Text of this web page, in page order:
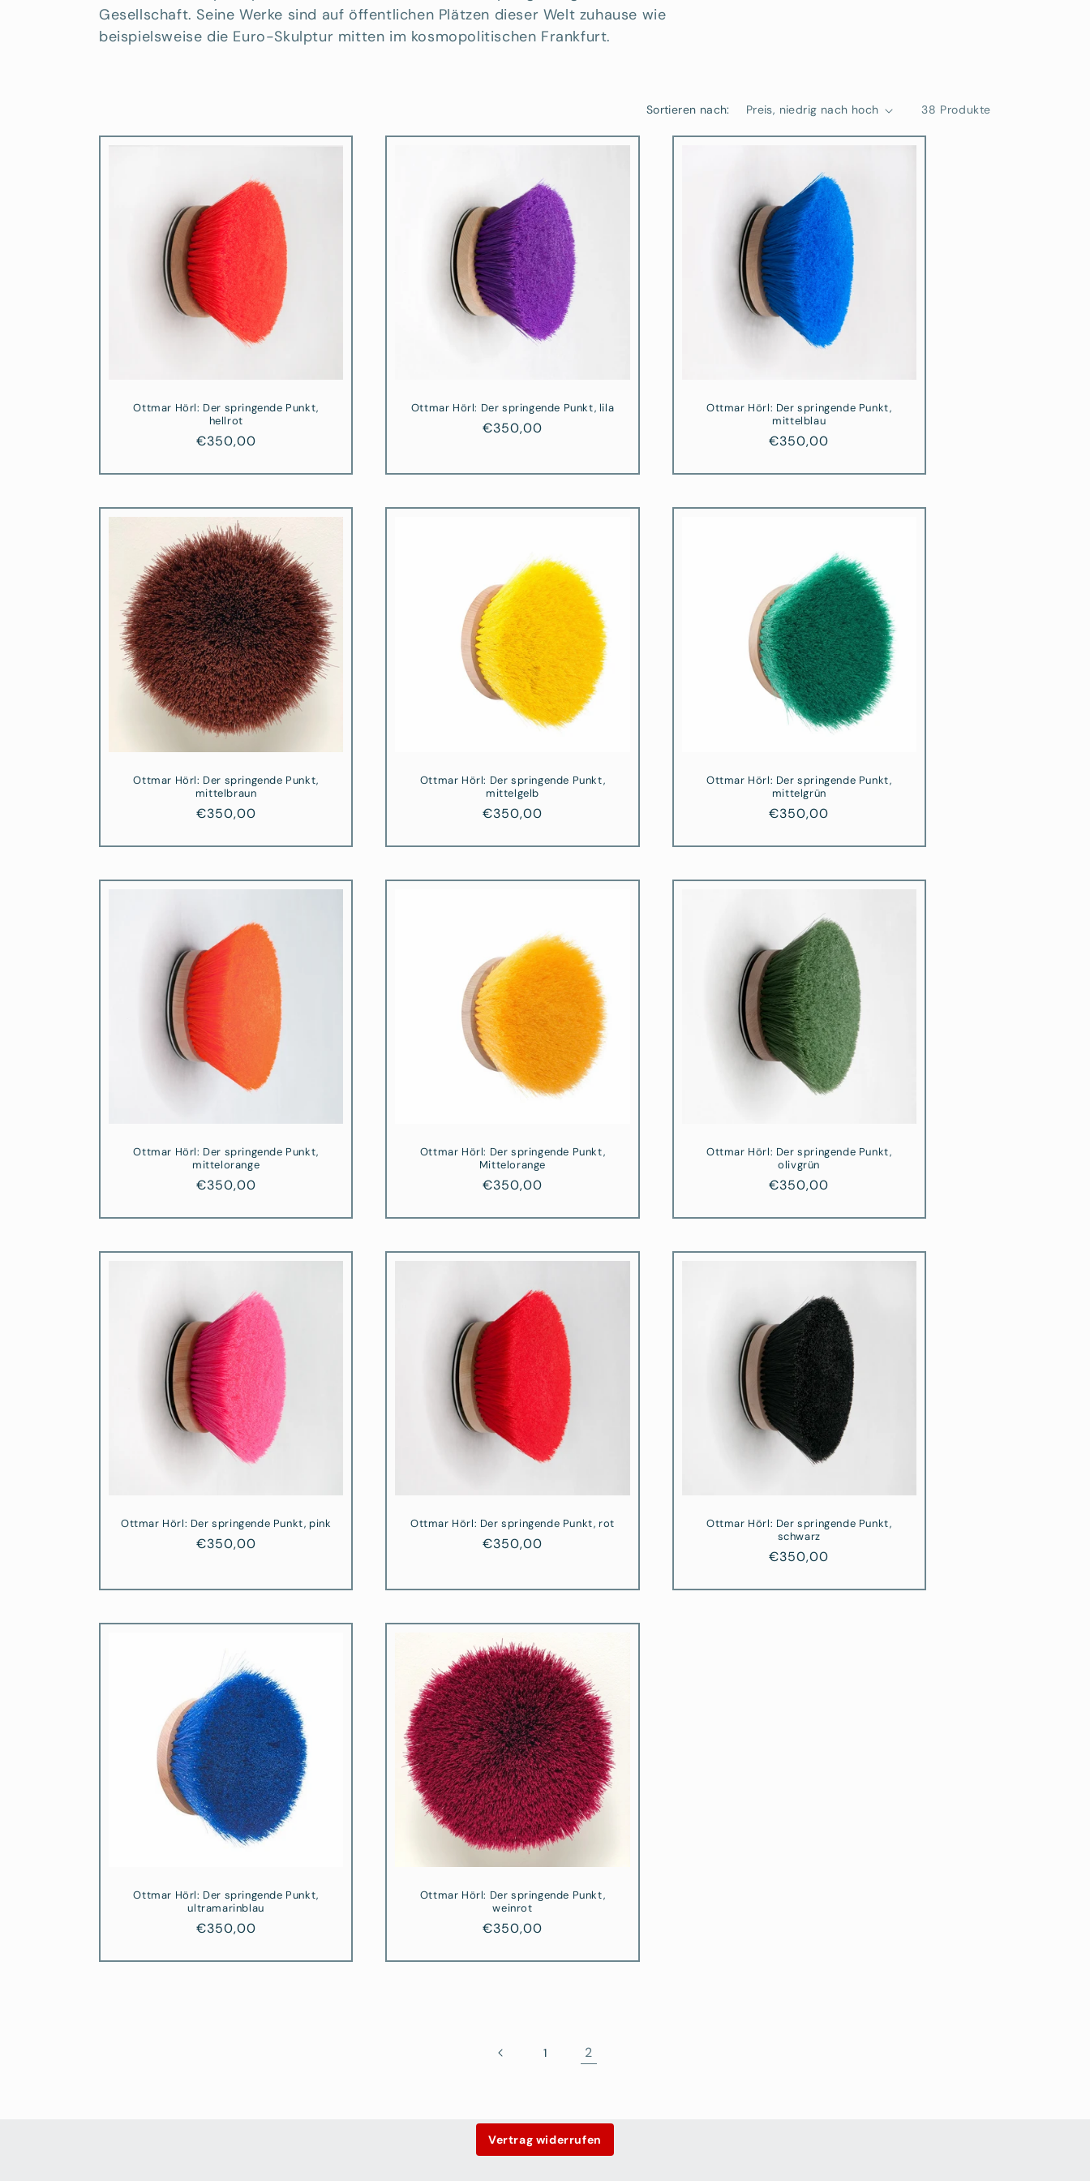
g
Gesellschaft. Seine Werke sind auf öffentlichen Plätzen dieser Welt zuhause wie
beispielsweise die Euro-Skulptur mitten im kosmopolitischen Frankfurt.
Sortieren nach: 38 Produkte
Ottmar Hörl: Der springende Punkt,
hellrot
Normaler
€350,00
Ottmar Hörl: Der springende Punkt, lila
Normaler
€350,00
Ottmar Hörl: Der springende Punkt,
mittelblau
Normaler
€350,00
Ottmar Hörl: Der springende Punkt,
mittelbraun
Normaler
€350,00
Ottmar Hörl: Der springende Punkt,
mittelgelb
Normaler
€350,00
Ottmar Hörl: Der springende Punkt,
mittelgrün
Normaler
€350,00
Ottmar Hörl: Der springende Punkt,
mittelorange
Normaler
€350,00
Ottmar Hörl: Der springende Punkt,
Mittelorange
Normaler
€350,00
Ottmar Hörl: Der springende Punkt,
olivgrün
Normaler
€350,00
Ottmar Hörl: Der springende Punkt, pink
Normaler
€350,00
Ottmar Hörl: Der springende Punkt, rot
Normaler
€350,00
Ottmar Hörl: Der springende Punkt,
schwarz
Normaler
€350,00
Ottmar Hörl: Der springende Punkt,
ultramarinblau
Normaler
€350,00
Ottmar Hörl: Der springende Punkt,
weinrot
Normaler
€350,00
1 2
Vertrag widerrufen